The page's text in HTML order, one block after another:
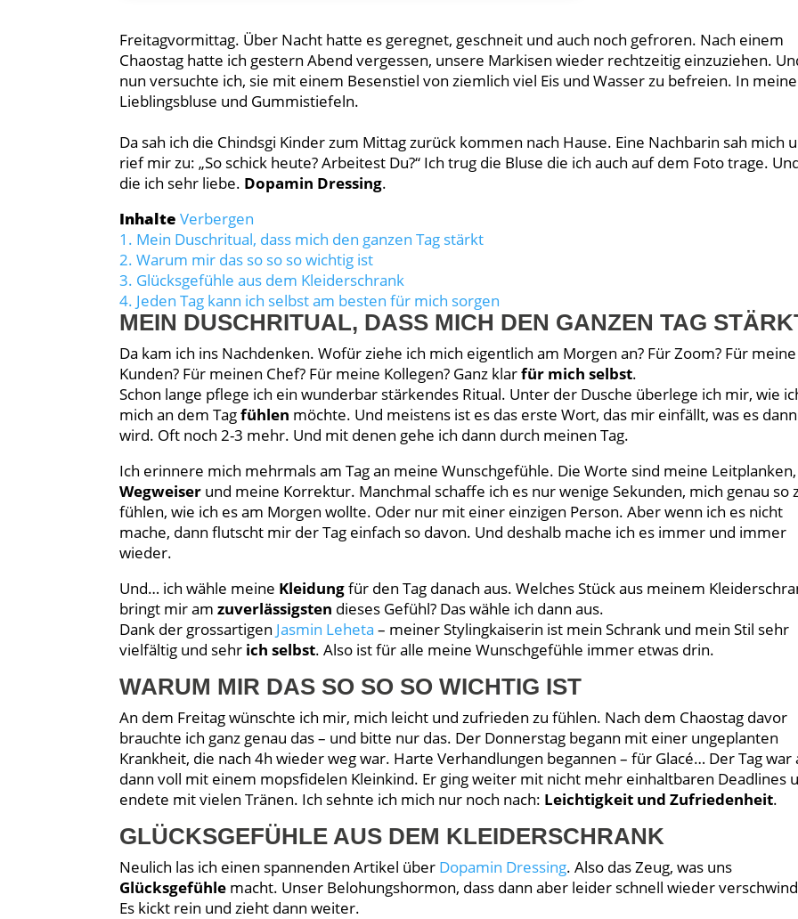
Freitagvormittag. Über Nacht hatte es geregnet, geschneit und auch noch gefroren. Nach einem
Chaostag hatte ich gestern Abend vergessen, unsere Markisen wieder rechtzeitig einzuziehen.
nun versuchte ich, sie mit einem Besenstiel von ziemlich viel Eis und Wasser zu befreien. In
Lieblingsbluse und Gummistiefeln.
Da sah ich die Chindsgi Kinder zum Mittag zurück kommen nach Hause. Eine Nachbarin sah mich
rief mir zu: „So schick heute? Arbeitest Du?“ Ich trug die Bluse die ich auch auf dem Foto trage.
die ich sehr liebe. Dopamin Dressing.
Inhalte Verbergen
1. Mein Duschritual, dass mich den ganzen Tag stärkt
2. Warum mir das so so so wichtig ist
3. Glücksgefühle aus dem Kleiderschrank
4. Jeden Tag kann ich selbst am besten für mich sorgen
MEIN DUSCHRITUAL, DASS MICH DEN GANZEN TAG
Da kam ich ins Nachdenken. Wofür ziehe ich mich eigentlich am Morgen an? Für Zoom? Für meine
Kunden? Für meinen Chef? Für meine Kollegen? Ganz klarfür mich selbst.
Schon lange pflege ich ein wunderbar stärkendes Ritual. Unter der Dusche überlege ich mir, wie
mich an dem Tagfühlen möchte. Und meistens ist es das erste Wort, das mir einfällt, was es dann
wird. Oft noch 2-3 mehr. Und mit denen gehe ich dann durch meinen Tag.
Ich erinnere mich mehrmals am Tag an meine Wunschgefühle. Die Worte sind meine Leitplanken,
Wegweiser und meine Korrektur. Manchmal schaffe ich es nur wenige Sekunden, mich genau so
fühlen, wie ich es am Morgen wollte. Oder nur mit einer einzigen Person. Aber wenn ich es nicht
mache, dann flutscht mir der Tag einfach so davon. Und deshalb mache ich es immer und immer
wieder.
Und… ich wähle meine Kleidungfür den Tag danach aus. Welches Stück aus meinem
bringt mir amzuverlässigsten dieses Gefühl? Das wähle ich dann aus.
Dank der grossartigen Jasmin Leheta – meiner Stylingkaiserin ist mein Schrank und mein Stil sehr
vielfältig und sehr ich selbst. Also ist für alle meine Wunschgefühle immer etwas drin.
WARUM MIR DAS SO SO SO WICHTIG IST
An dem Freitag wünschte ich mir, mich leicht und zufrieden zu fühlen. Nach dem Chaostag davor
brauchte ich ganz genau das – und bitte nur das. Der Donnerstag begann mit einer ungeplanten
Krankheit, die nach 4h wieder weg war. Harte Verhandlungen begannen – für Glacé… Der Tag war
dann voll mit einem mopsfidelen Kleinkind. Er ging weiter mit nicht mehr einhaltbaren Deadlines
endete mit vielen Tränen. Ich sehnte ich mich nur noch nach: Leichtigkeit und Zufriedenheit.
GLÜCKSGEFÜHLE AUS DEM KLEIDERSCHRANK
Neulich las ich einen spannenden Artikel über Dopamin Dressing. Also das Zeug, was uns
Glücksgefühle macht. Unser Belohungshormon, dass dann aber leider schnell wieder
Es kickt rein und zieht dann weiter.